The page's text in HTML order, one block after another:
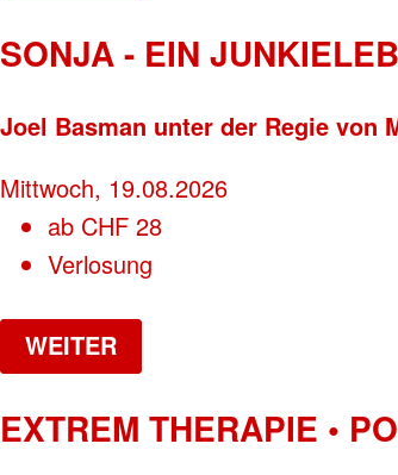
SONJA - EIN
Joel Basman unter der Regie von
Mittwoch, 19.08.2026
ab CHF 28
Verlosung
WEITER
EXTREM THERAPIE •